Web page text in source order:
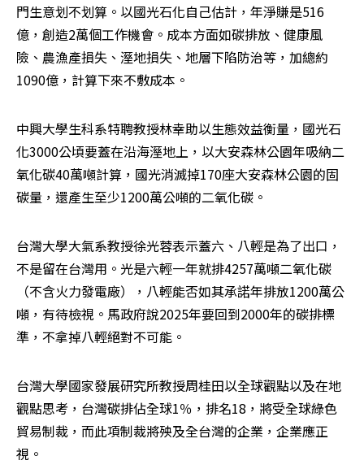
門生意划不划算。以國光石化自己估計，年淨賺是516
億，創造2萬個工作機會。成本方面如碳排放、健康風
險、農漁產損失、溼地損失、地層下陷防治等，加總約
1090億，計算下來不敷成本。
中興大學生科系特聘教授林幸助以生態效益衡量，國光石
化3000公頃要蓋在沿海溼地上，以大安森林公園年吸納二
氧化碳40萬噸計算，國光消滅掉170座大安森林公園的固
碳量，還產生至少1200萬公噸的二氧化碳。
台灣大學大氣系教授徐光蓉表示蓋六、八輕是為了出口，
不是留在台灣用。光是六輕一年就排4257萬噸二氧化碳
（不含火力發電廠），八輕能否如其承諾年排放1200萬公
噸，有待檢視。馬政府說2025年要回到2000年的碳排標
準，不拿掉八輕絕對不可能。
台灣大學國家發展研究所教授周桂田以全球觀點以及在地
觀點思考，台灣碳排佔全球1％，排名18，將受全球綠色
貿易制裁，而此項制裁將殃及全台灣的企業，企業應正
視。